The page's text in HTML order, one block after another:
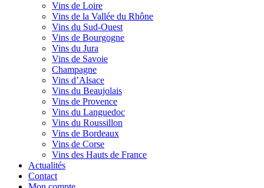
Vins de Loire
Vins de la Vallée du Rhône
Vins du Sud-Ouest
Vins de Bourgogne
Vins du Jura
Vins de Savoie
Champagne
Vins d’Alsace
Vins du Beaujolais
Vins de Provence
Vins du Languedoc
Vins du Roussillon
Vins de Bordeaux
Vins de Corse
Vins des Hauts de France
Actualités
Contact